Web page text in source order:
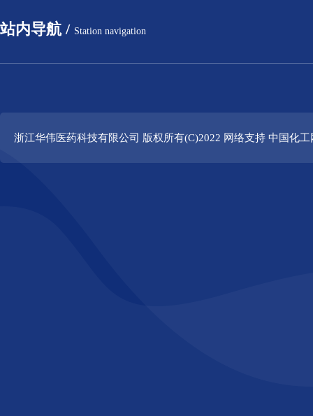
站内导航 / Station navigation
浙江华伟医药科技有限公司 版权所有(C)2022 网络支持 中国化工